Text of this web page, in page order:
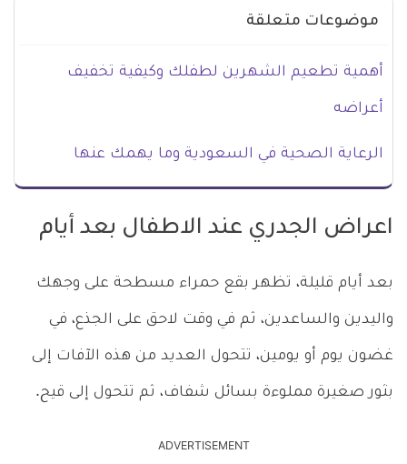
موضوعات متعلقة
أهمية تطعيم الشهرين لطفلك وكيفية تخفيف
أعراضه
الرعاية الصحية في السعودية وما يهمك عنها
اعراض الجدري عند الاطفال بعد أيام
بعد أيام قليلة، تظهر بقع حمراء مسطحة على وجهك
واليدين والساعدين، ثم في وقت لاحق على الجذع، في
غضون يوم أو يومين، تتحول العديد من هذه الآفات إلى
بثور صغيرة مملوءة بسائل شفاف، ثم تتحول إلى قيح.
ADVERTISEMENT